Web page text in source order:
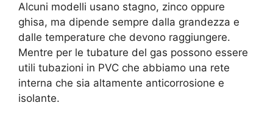
Alcuni modelli usano stagno, zinco oppure
ghisa, ma dipende sempre dalla grandezza e
dalle temperature che devono raggiungere.
Mentre per le tubature del gas possono essere
utili tubazioni in PVC che abbiamo una rete
interna che sia altamente anticorrosione e
isolante.